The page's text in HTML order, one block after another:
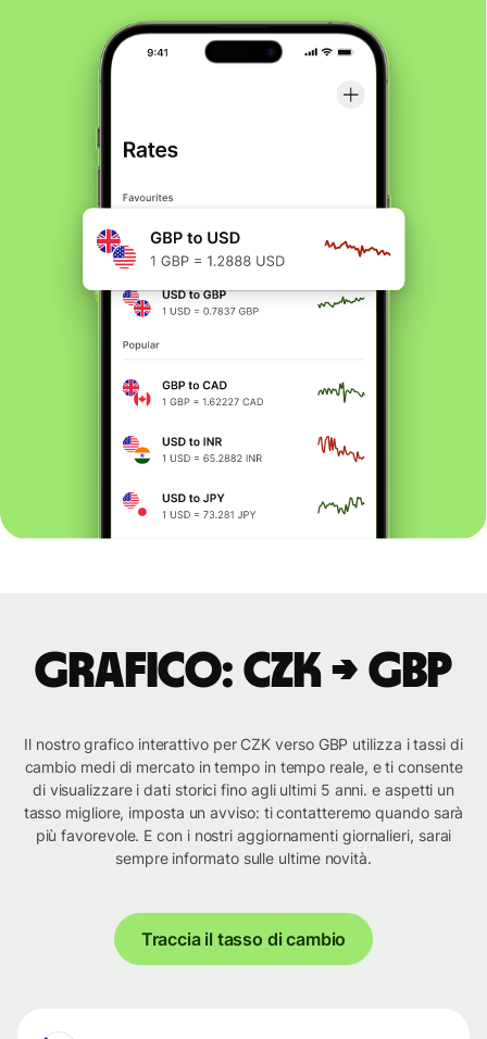
Grafico: CZK → GBP
Il nostro grafico interattivo per CZK verso GBP utilizza i tassi di
cambio medi di mercato in tempo in tempo reale, e ti consente
di visualizzare i dati storici fino agli ultimi 5 anni. e aspetti un
tasso migliore, imposta un avviso: ti contatteremo quando sarà
più favorevole. E con i nostri aggiornamenti giornalieri, sarai
sempre informato sulle ultime novità.
Traccia il tasso di cambio